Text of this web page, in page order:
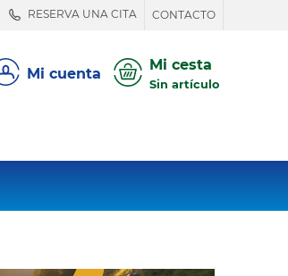
RESERVA UNA CITA CONTACTO
Mi cuenta Mi cesta
Sin artículo